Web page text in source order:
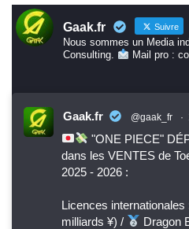
Gaak.fr Suivre
Nous sommes un Media
Consulting.
Mail pro :
Gaak.fr @gaak_fr ·
"ONE PIECE"
dans les VENTES de
2025 - 2026 :
Licences internationales
milliards ¥) /
Dragon